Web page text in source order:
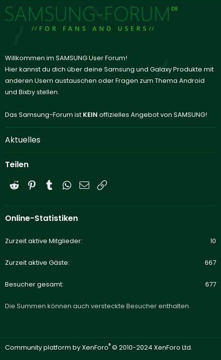
Willkommen im SAMSUNG User Forum!
Hier kannst du dich über deine Samsung und Galaxy Produkte mit
anderen Usern austauschen oder Fragen zum Thema Android
und Bixby stellen.
Das Samsung-Forum ist KEIN offizielles Angebot von SAMSUNG!
Aktuelles
Teilen
Reddit PinterestTumblrWhatsApp
E-Mail
Online-Statistiken
Zurzeit aktive Mitglieder 10
Zurzeit aktive Gäste 667
Besucher gesamt 677
Die Summen können auch versteckte Besucher enthalten.
Community platform by XenForo® © 2010-2024 XenForo Ltd.